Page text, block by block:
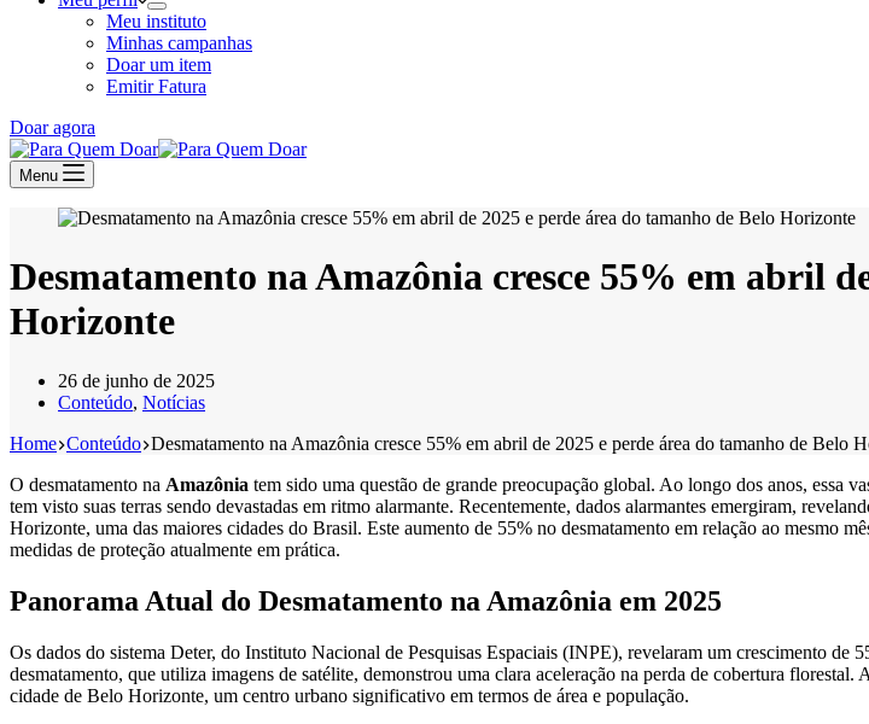
Meu instituto
Minhas campanhas
Doar um item
Emitir Fatura
Doar agora
Menu
Desmatamento na Amazônia cresce 55% em abril
Horizonte
26 de junho de 2025
Conteúdo, Notícias
Home Conteúdo Desmatamento na Amazônia cresce 55% em abril de 2025 e perde área do tamanho de Belo
O desmatamento na Amazônia tem sido uma questão de grande preocupação global. Ao longo dos anos, essa
tem visto suas terras sendo devastadas em ritmo alarmante. Recentemente, dados alarmantes emergiram,
Horizonte, uma das maiores cidades do Brasil. Este aumento de 55% no desmatamento em relação ao mesmo
medidas de proteção atualmente em prática.
Panorama Atual do Desmatamento na Amazônia em 2025
Os dados do sistema Deter, do Instituto Nacional de Pesquisas Espaciais (INPE), revelaram um crescimento de
desmatamento, que utiliza imagens de satélite, demonstrou uma clara aceleração na perda de cobertura
cidade de Belo Horizonte, um centro urbano significativo em termos de área e população.